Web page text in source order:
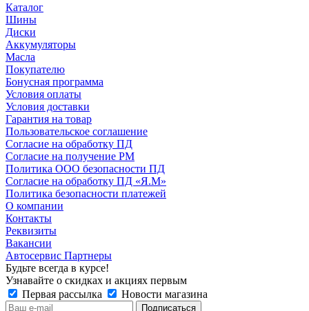
Каталог
Шины
Диски
Аккумуляторы
Масла
Покупателю
Бонусная программа
Условия оплаты
Условия доставки
Гарантия на товар
Пользовательское соглашение
Согласие на обработку ПД
Согласие на получение РМ
Политика ООО безопасности ПД
Согласие на обработку ПД «Я.М»
Политика безопасности платежей
О компании
Контакты
Реквизиты
Вакансии
Автосервис Партнеры
Будьте всегда в курсе!
Узнавайте о скидках и акциях первым
Первая рассылка
Новости магазина